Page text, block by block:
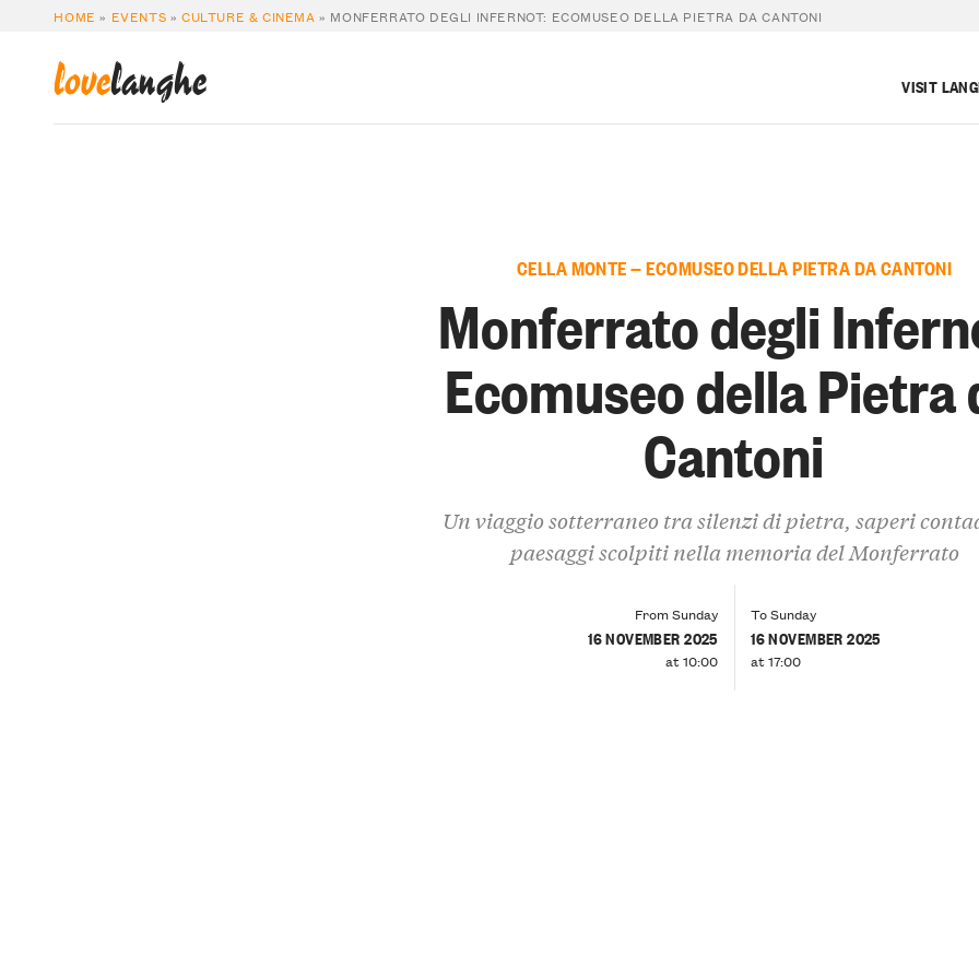
HOME » EVENTS »CULTURE & CINEMA » MONFERRATO DEGLI INFERNOT: ECOMUSEO DELLA PIETRA DA CANTONI
lovelanghe VISIT
CELLA MONTE — ECOMUSEO DELLA PIETRA DA CANTONI
Monferrato degli
Ecomuseo della Pietra
Cantoni
Un viaggio sotterraneo tra silenzi di pietra, saperi
paesaggi scolpiti nella memoria del Monferrato
From Sunday
16 NOVEMBER 2025
at 10:00
To Sunday
16 NOVEMBER 2025
at 17:00